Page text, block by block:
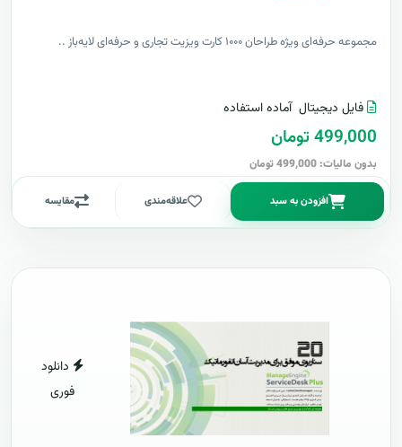
مجموعه حرفه‌ای ویژه طراحان ۱۰۰۰ کارت ویزیت تجاری و حرفه‌ای لایه‌باز ..
فایل دیجیتال آماده استفاده
499,000 تومان
بدون مالیات: 499,000 تومان
افزودن به سبد علاقه‌مندی مقایسه
دانلود
فوری